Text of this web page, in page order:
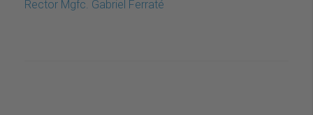
Rector Mgfc. Gabriel Ferraté